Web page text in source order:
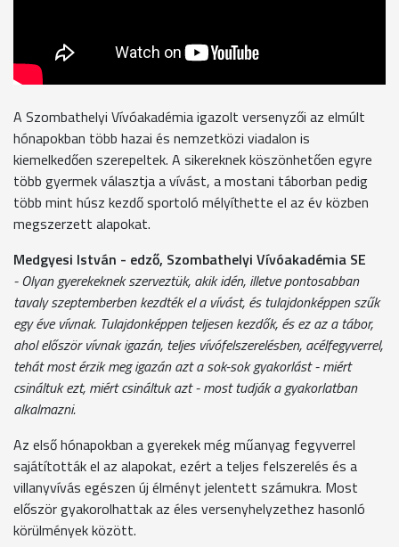
A Szombathelyi Vívóakadémia igazolt versenyzői az elmúlt
hónapokban több hazai és nemzetközi viadalon is
kiemelkedően szerepeltek. A sikereknek köszönhetően egyre
több gyermek választja a vívást, a mostani táborban pedig
több mint húsz kezdő sportoló mélyíthette el az év közben
megszerzett alapokat.
Medgyesi István - edző, Szombathelyi Vívóakadémia SE
- Olyan gyerekeknek szerveztük, akik idén, illetve pontosabban
tavaly szeptemberben kezdték el a vívást, és tulajdonképpen szűk
egy éve vívnak. Tulajdonképpen teljesen kezdők, és ez az a tábor,
ahol először vívnak igazán, teljes vívófelszerelésben, acélfegyverrel,
tehát most érzik meg igazán azt a sok-sok gyakorlást - miért
csináltuk ezt, miért csináltuk azt - most tudják a gyakorlatban
alkalmazni.
Az első hónapokban a gyerekek még műanyag fegyverrel
sajátították el az alapokat, ezért a teljes felszerelés és a
villanyvívás egészen új élményt jelentett számukra. Most
először gyakorolhattak az éles versenyhelyzethez hasonló
körülmények között.